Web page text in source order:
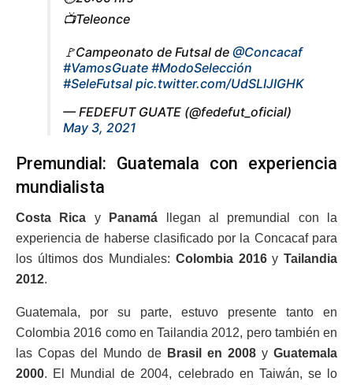
📺Teleonce
🚩Campeonato de Futsal de @Concacaf
#VamosGuate #ModoSelección
#SeleFutsal pic.twitter.com/UdSLIJIGHK
— FEDEFUT GUATE (@fedefut_oficial)
May 3, 2021
Premundial: Guatemala con experiencia
mundialista
Costa Rica y Panamá llegan al premundial con la
experiencia de haberse clasificado por la Concacaf para
los últimos dos Mundiales: Colombia 2016yTailandia
2012.
Guatemala, por su parte, estuvo presente tanto en
Colombia 2016 como en Tailandia 2012, pero también en
las Copas del Mundo de Brasil en 2008 y Guatemala
2000. El Mundial de 2004, celebrado en Taiwán, se lo